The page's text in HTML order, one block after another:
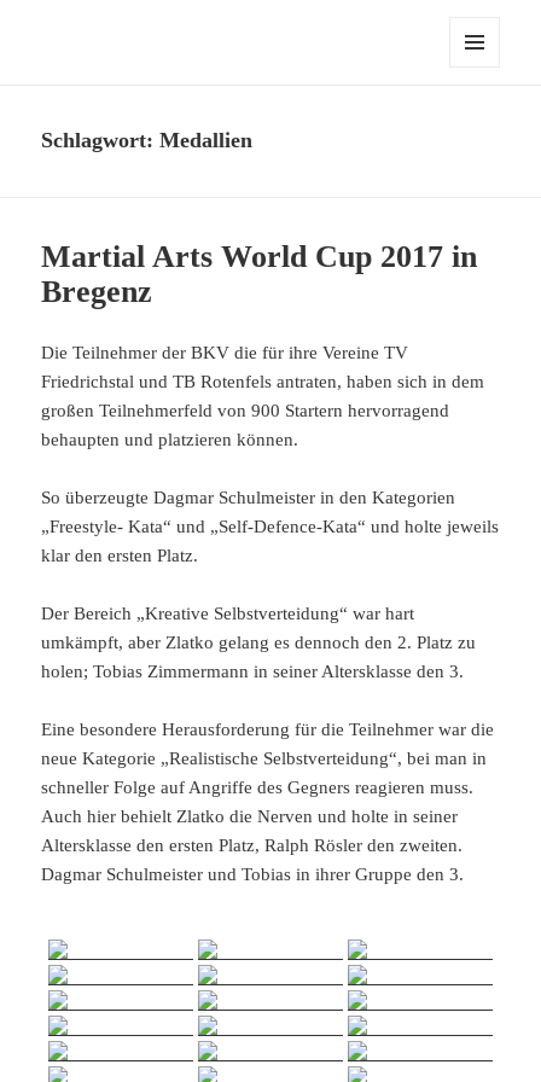
Schlagwort:Medallien
Martial Arts World Cup 2017 in
Bregenz
Die Teilnehmer der BKV die für ihre Vereine TV
Friedrichstal und TB Rotenfels antraten, haben sich in dem
großen Teilnehmerfeld von 900 Startern hervorragend
behaupten und platzieren können.
So überzeugte Dagmar Schulmeister in den Kategorien
„Freestyle- Kata“ und „Self-Defence-Kata“ und holte jeweils
klar den ersten Platz.
Der Bereich „Kreative Selbstverteidung“ war hart
umkämpft, aber Zlatko gelang es dennoch den 2. Platz zu
holen; Tobias Zimmermann in seiner Altersklasse den 3.
Eine besondere Herausforderung für die Teilnehmer war die
neue Kategorie „Realistische Selbstverteidung“, bei man in
schneller Folge auf Angriffe des Gegners reagieren muss.
Auch hier behielt Zlatko die Nerven und holte in seiner
Altersklasse den ersten Platz, Ralph Rösler den zweiten.
Dagmar Schulmeister und Tobias in ihrer Gruppe den 3.